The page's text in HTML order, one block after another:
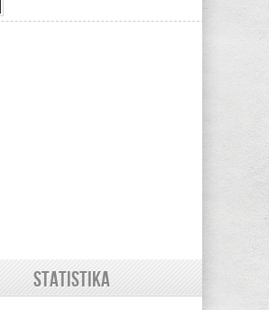
STATISTIKA